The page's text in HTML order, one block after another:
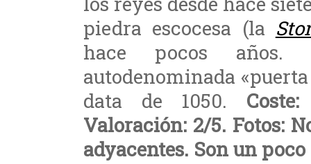
piedra escocesa (la
hace pocos años.
autodenominada
data de 1050.
Valoración: 2/5. Fotos:
adyacentes. Son un